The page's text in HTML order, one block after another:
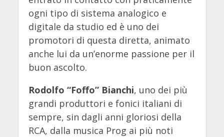
ogni tipo di sistema analogico e
digitale da studio ed è uno dei
promotori di questa diretta, animato
anche lui da un’enorme passione per il
buon ascolto.
Rodolfo “Foffo” Bianchi, uno dei più
grandi produttori e fonici italiani di
sempre, sin dagli anni gloriosi della
RCA, dalla musica Prog ai più noti